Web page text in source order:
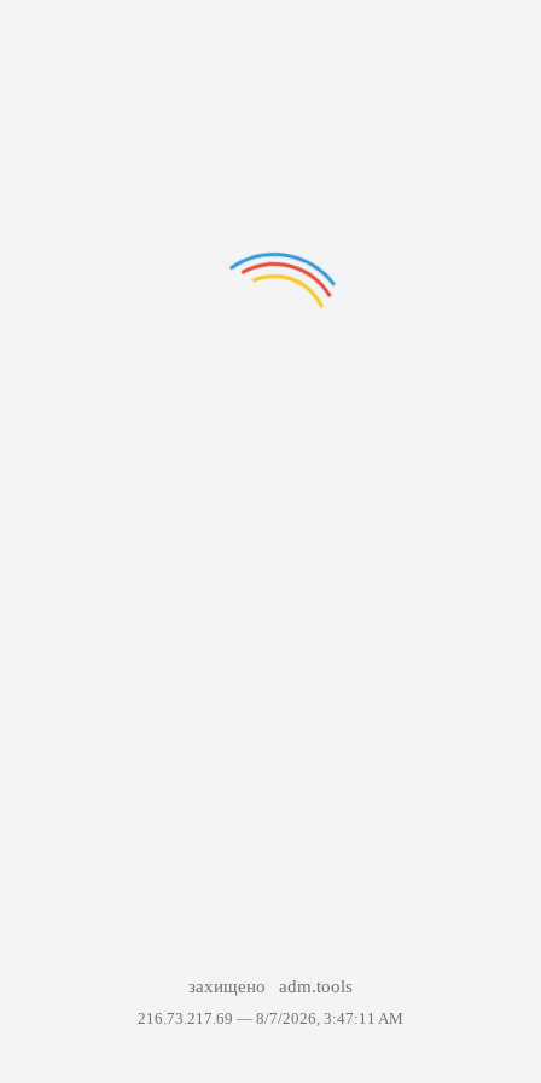
захищено adm.tools
216.73.217.69 — 8/7/2026, 3:47:11 AM